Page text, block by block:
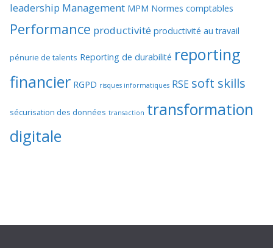
leadership Management MPM Normes comptables
Performance productivité productivité au travail
pénurie de talents Reporting de durabilité reporting
financier RGPD risques informatiques RSE soft skills
sécurisation des données transaction transformation
digitale